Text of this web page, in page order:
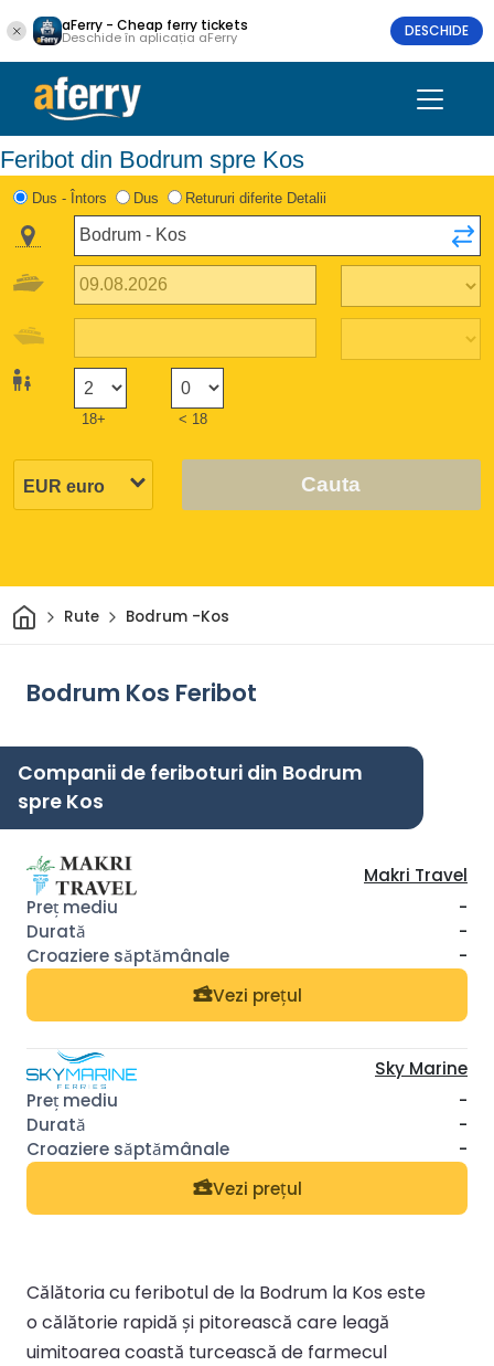
aFerry - Cheap ferry tickets
Deschide în aplicația aFerry DESCHIDE
Feribot din Bodrum spre Kos
Dus - Întors Dus Retururi diferite Detalii
18+ < 18
Cauta
AcasăRute Bodrum -Kos
Bodrum Kos Feribot
Companii de feriboturi din Bodrum
spre Kos
Makri Travel
-
-
-
Vezi prețul
Sky Marine
-
-
-
Vezi prețul
Călătoria cu feribotul de la Bodrum la Kos este
o călătorie rapidă și pitorească care leagă
uimitoarea coastă turcească de farmecul